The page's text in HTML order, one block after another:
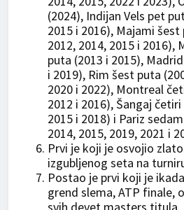
(2024), Indijan Vels pet
2015 i 2016), Majami šest
2012, 2014, 2015 i 2016),
puta (2013 i 2015),
i 2019), Rim šest puta
2020 i 2022), Montreal
2012 i 2016), Šangaj
2015 i 2018) i Pariz
2014, 2015, 2019, 2021 i
Prvi je koji je osvojio
izgubljenog seta na
Postao je prvi koji je
grend slema, ATP finale,